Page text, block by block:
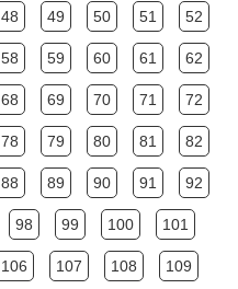
48 49 50 51 52
58 59 60 61 62
68 69 70 71 72
78 79 80 81 82
88 89 90 91 92
98 99 100 101
106 107 108 109